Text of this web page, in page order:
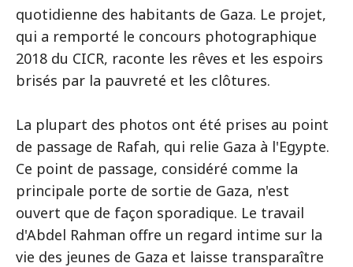
quotidienne des habitants de Gaza. Le projet,
qui a remporté le concours photographique
2018 du CICR, raconte les rêves et les espoirs
brisés par la pauvreté et les clôtures.
La plupart des photos ont été prises au point
de passage de Rafah, qui relie Gaza à l'Egypte.
Ce point de passage, considéré comme la
principale porte de sortie de Gaza, n'est
ouvert que de façon sporadique. Le travail
d'Abdel Rahman offre un regard intime sur la
vie des jeunes de Gaza et laisse transparaître